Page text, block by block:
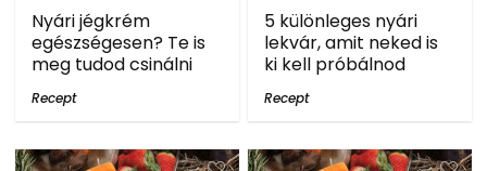
Nyári jégkrém
egészségesen? Te is
meg tudod csinálni
Recept
5 különleges nyári
lekvár, amit neked is
ki kell próbálnod
Recept